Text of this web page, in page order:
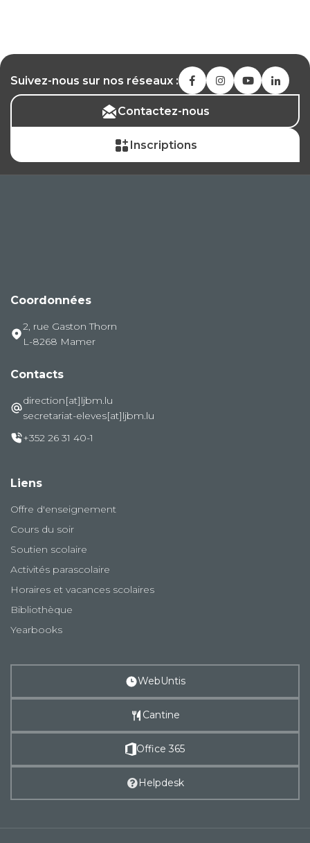
Suivez-nous sur nos réseaux :
Contactez-nous
Inscriptions
Coordonnées
2, rue Gaston Thorn
L-8268 Mamer
Contacts
direction[at]ljbm.lu
secretariat-eleves[at]ljbm.lu
+352 26 31 40-1
Liens
Offre d'enseignement
Cours du soir
Soutien scolaire
Activités parascolaire
Horaires et vacances scolaires
Bibliothèque
Yearbooks
WebUntis
Cantine
Office 365
Helpdesk